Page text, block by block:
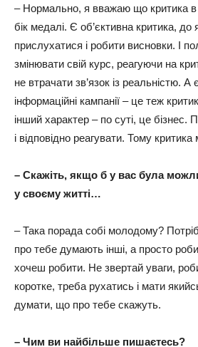
– Нормально, я вважаю що критика в
бік медалі. Є об’єктивна критика, до
прислухатися і робити висновки. І
змінювати свій курс, реагуючи на
не втрачати зв’язок із реальністю.
інформаційні кампанії – це теж
інший характер – по суті, це бізнес.
і відповідно реагувати. Тому
– Скажіть, якщо б у вас була
у своєму житті…
– Така порада собі молодому?
про тебе думають інші, а просто
хочеш робити. Не звертай уваги,
коротке, треба рухатись і мати
думати, що про тебе скажуть.
– Чим ви найбільше пишаєтесь?